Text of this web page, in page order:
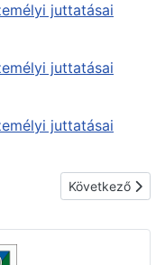
juttatásai
juttatásai
juttatásai
Következő cikk:
Következő